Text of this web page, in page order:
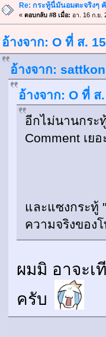
Re: กระทู้นี้มันอมตะจริงๆ
« ตอบกลับ #8 เมื่อ: อา. 16 ก.ย.
อ้างจาก: O ที่ ส.
อ้างจาก:
อ้างจาก: O ที่ ส
อีกไม่นานกระ
Comment เย
และแซงกระทู้
ความจริงของ
ผมมิ อาจะเ
ครับ